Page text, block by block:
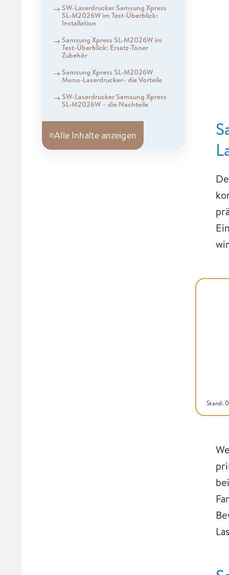
SW-Laserdrucker Samsung Xpress
SL-M2026W im Test-Überblick:
Installation
Samsung Xpress SL-M2026W im
Test-Überblick: Ersatz-Toner
Zubehör
Samsung Xpress SL-M2026W
Mono-Laserdrucker– die Vorteile
SW-Laserdrucker Samsung Xpress
SL-M2026W – die Nachteile
≡Alle Inhalte anzeigen
Stand: